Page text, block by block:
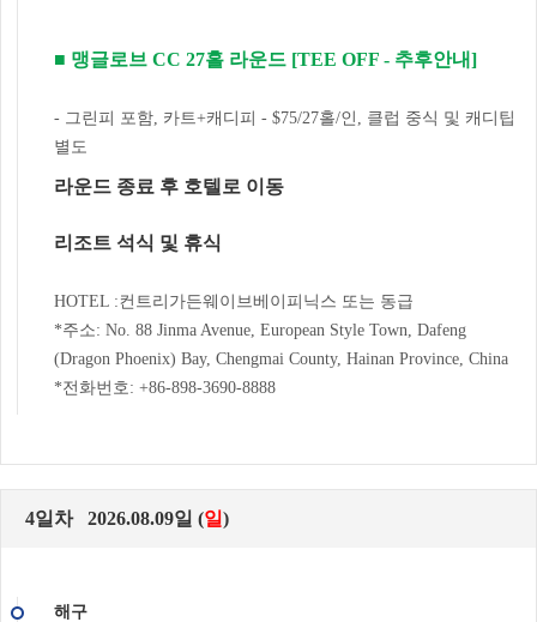
■ 맹글로브 CC 27홀 라운드 [TEE OFF - 추후안내]
- 그린피 포함, 카트+캐디피 - $75/27홀/인, 클럽 중식 및 캐디팁
별도
라운드 종료 후 호텔로 이동
리조트 석식 및 휴식
HOTEL :컨트리가든웨이브베이피닉스 또는 동급
*주소: No. 88 Jinma Avenue, European Style Town, Dafeng
(Dragon Phoenix) Bay, Chengmai County, Hainan Province, China
*전화번호: +86-898-3690-8888
4일차 2026.08.09일 (일)
해구